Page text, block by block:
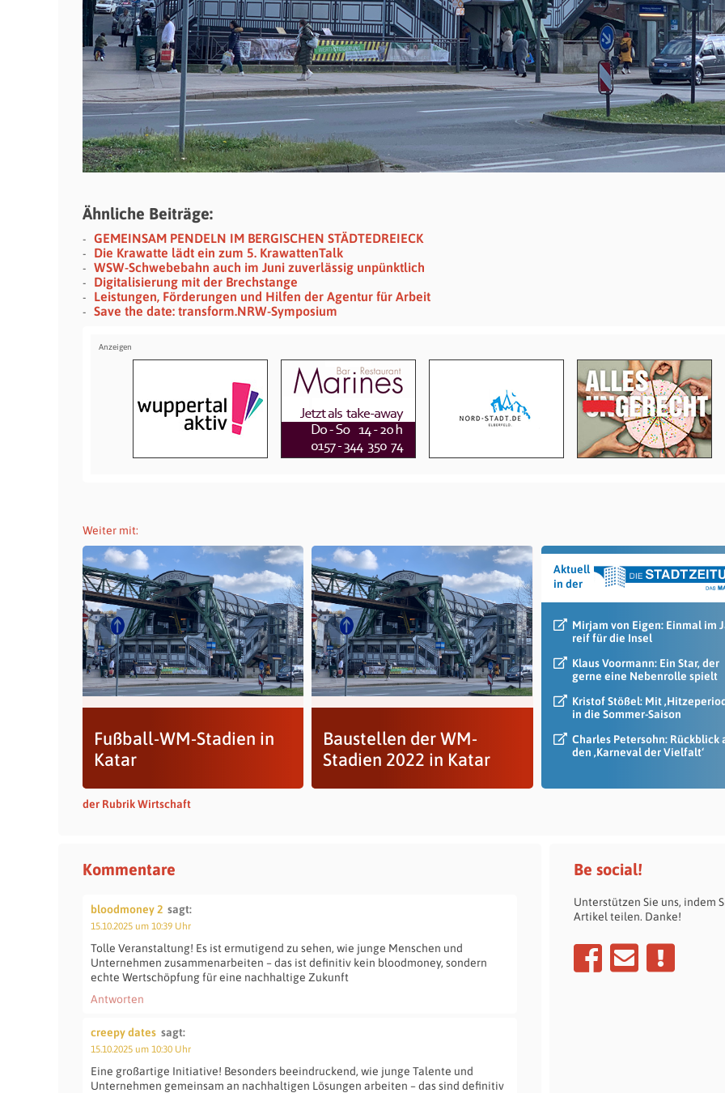
Ähnliche Beiträge:
GEMEINSAM PENDELN IM BERGISCHEN STÄDTEDREIECK
Die Krawatte lädt ein zum 5. KrawattenTalk
WSW-Schwebebahn auch im Juni zuverlässig unpünktlich
Digitalisierung mit der Brechstange
Leistungen, Förderungen und Hilfen der Agentur für Arbeit
Save the date: transform.NRW-Symposium
Weiter mit:
Fußball-WM-Stadien in
Katar
Baustellen der WM-
Stadien 2022 in Katar
Aktuell
in der
Mirjam von Eigen: Einmal im
reif für die Insel
Klaus Voormann: Ein Star, der
gerne eine Nebenrolle spielt
Kristof Stößel: Mit
in die Sommer-Saison
Charles Petersohn: Rückblick
den ‚Karneval der Vielfalt‘
der Rubrik Wirtschaft
Kommentare
bloodmoney 2 sagt:
15.10.2025 um 10:39 Uhr
Tolle Veranstaltung! Es ist ermutigend zu sehen, wie junge Menschen und
Unternehmen zusammenarbeiten – das ist definitiv kein bloodmoney, sondern
echte Wertschöpfung für eine nachhaltige Zukunft
Antworten
creepy dates sagt:
15.10.2025 um 10:30 Uhr
Eine großartige Initiative! Besonders beeindruckend, wie junge Talente und
Unternehmen gemeinsam an nachhaltigen Lösungen arbeiten – das sind definitiv
Be social!
Unterstützen Sie uns, indem
Artikel teilen. Danke!